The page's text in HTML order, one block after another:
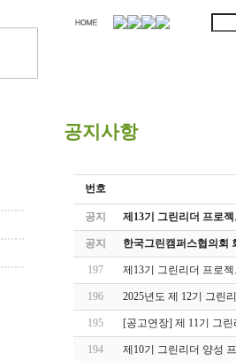
공지사항
번호
공지 제13기 그린리더 프로
공지 한국그린캠퍼스협의회
197 제13기 그린리더 프로
196 2025년도 제 12기 그린
195 [공고연장] 제 11기 그
194 제10기 그린리더 양성